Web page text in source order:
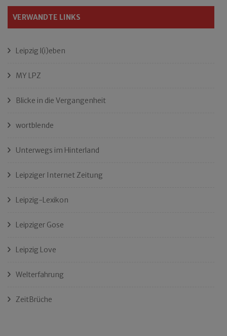
VERWANDTE LINKS
Leipzig l(i)eben
MY LPZ
Blicke in die Vergangenheit
wortblende
Unterwegs im Hinterland
Leipziger Internet Zeitung
Leipzig-Lexikon
Leipziger Gose
Leipzig Love
Welterfahrung
ZeitBrüche